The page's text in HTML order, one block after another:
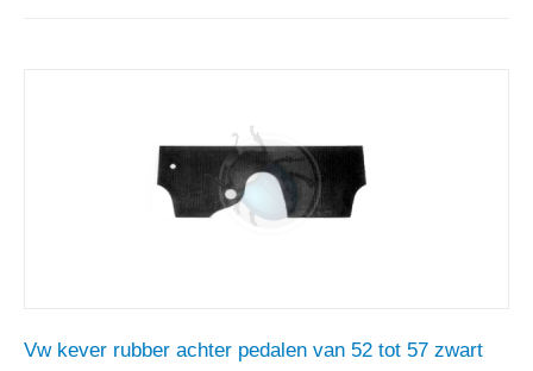
Vw kever rubber achter pedalen van 52 tot 57 zwart